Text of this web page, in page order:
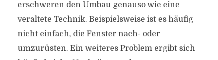
erschweren den Umbau genauso wie eine
veraltete Technik. Beispielsweise ist es häufig
nicht einfach, die Fenster nach- oder
umzurüsten. Ein weiteres Problem ergibt sich